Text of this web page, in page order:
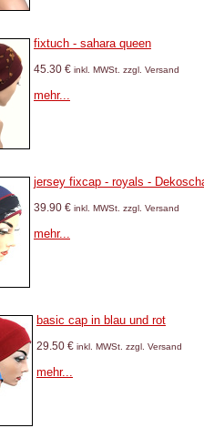
fixtuch - sahara queen
45.30 € inkl. MWSt. zzgl. Versand
mehr...
jersey fixcap - royals -
39.90 € inkl. MWSt. zzgl. Versand
mehr...
basic cap in blau und rot
29.50 € inkl. MWSt. zzgl. Versand
mehr...